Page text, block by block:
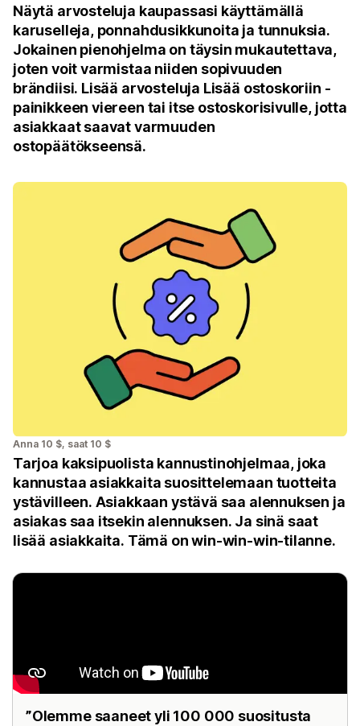
Näytä arvosteluja kaupassasi käyttämällä
karuselleja, ponnahdusikkunoita ja tunnuksia.
Jokainen pienohjelma on täysin mukautettava,
joten voit varmistaa niiden sopivuuden
brändiisi. Lisää arvosteluja Lisää ostoskoriin -
painikkeen viereen tai itse ostoskorisivulle, jotta
asiakkaat saavat varmuuden
ostopäätökseensä.
Anna 10 $, saat 10 $
Tarjoa kaksipuolista kannustinohjelmaa, joka
kannustaa asiakkaita suosittelemaan tuotteita
ystävilleen. Asiakkaan ystävä saa alennuksen ja
asiakas saa itsekin alennuksen. Ja sinä saat
lisää asiakkaita. Tämä on win-win-win-tilanne.
”Olemme saaneet yli 100 000 suositusta